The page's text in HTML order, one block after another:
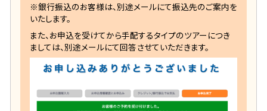
※銀行振込のお客様は、別途メールにて振込先のご案内を
いたします。
また、お申込を受けてから手配するタイプのツアーにつき
ましては、別途メールにて回答させていただきます。